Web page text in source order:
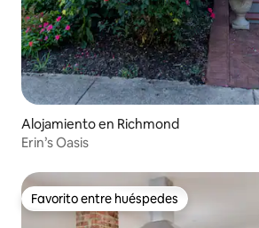
Alojamiento en Richmond
Erin’s Oasis
Favorito entre huéspedes
Favorito entre huéspedes